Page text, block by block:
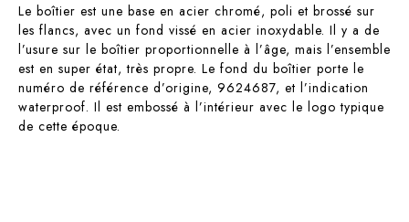
Le boîtier est une base en acier chromé, poli et brossé sur
les flancs, avec un fond vissé en acier inoxydable. Il y a de
l’usure sur le boîtier proportionnelle à l’âge, mais l’ensemble
est en super état, très propre. Le fond du boîtier porte le
numéro de référence d’origine, 9624687, et l’indication
waterproof. Il est embossé à l’intérieur avec le logo typique
de cette époque.